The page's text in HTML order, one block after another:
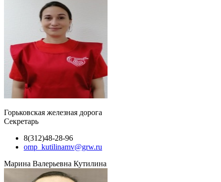
Горьковская железная дорога
Секретарь
8(312)48-28-96
omp_kutilinamv@grw.ru
Марина Валерьевна Кутилина